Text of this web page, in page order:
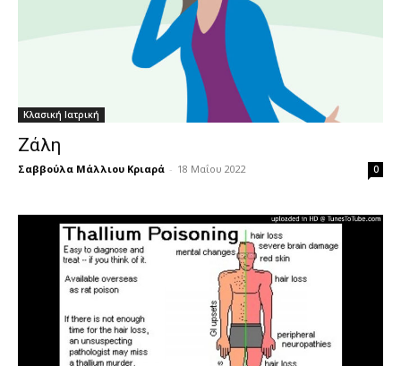
Κλασική Ιατρική
Ζάλη
Σαββούλα Μάλλιου Κριαρά - 18 Μαΐου 2022 0